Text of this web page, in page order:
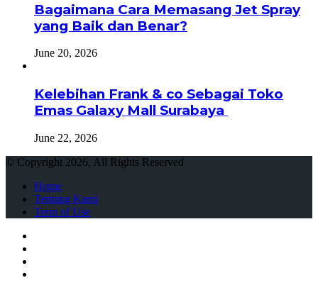
Bagaimana Cara Memasang Jet Spray
yang Baik dan Benar?
June 20, 2026
Kelebihan Frank & co Sebagai Toko
Emas Galaxy Mall Surabaya
June 22, 2026
© Copyright 2026, All Rights Reserved
Home
Tentang Kami
Term of Use
Facebook
Twitter
WhatsApp
Telegram
Close